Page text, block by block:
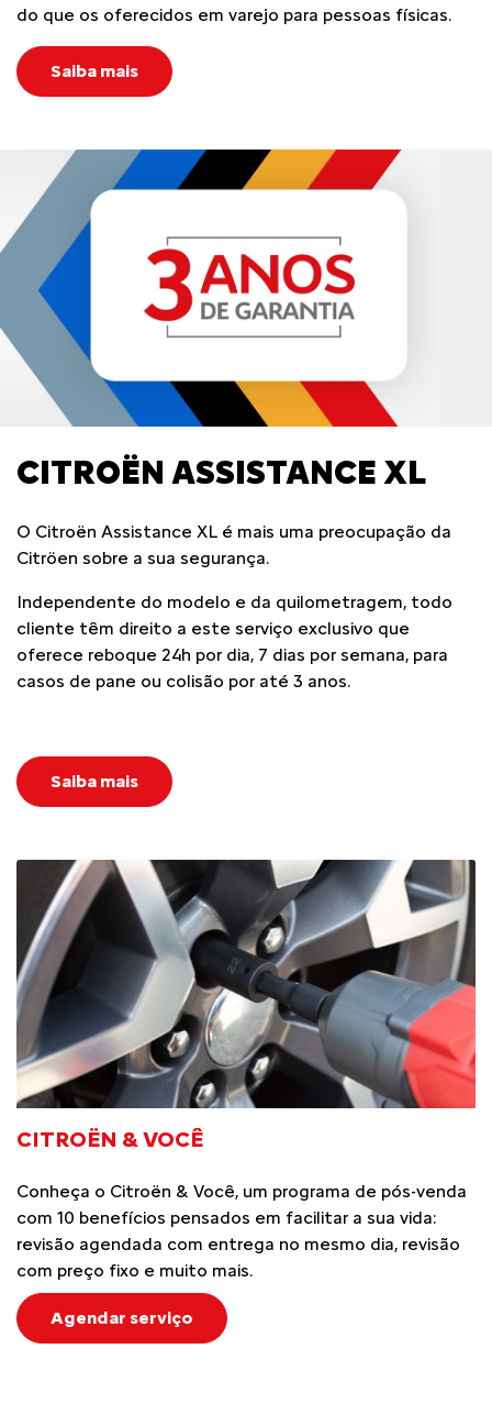
do que os oferecidos em varejo para pessoas físicas.
Saiba mais
CITROËN ASSISTANCE XL
O Citroën Assistance XL é mais uma preocupação da
Citröen sobre a sua segurança.
Independente do modelo e da quilometragem, todo
cliente têm direito a este serviço exclusivo que
oferece reboque 24h por dia, 7 dias por semana, para
casos de pane ou colisão por até 3 anos.
Saiba mais
CITROËN & VOCÊ
Conheça o Citroën & Você, um programa de pós-venda
com 10 benefícios pensados em facilitar a sua vida:
revisão agendada com entrega no mesmo dia, revisão
com preço fixo e muito mais.
Agendar serviço